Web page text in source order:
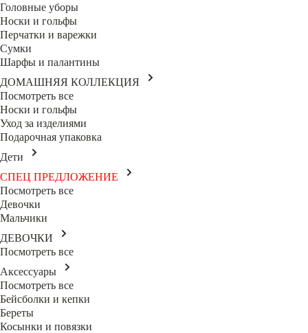
Головные уборы
Носки и гольфы
Перчатки и варежки
Сумки
Шарфы и палантины
ДОМАШНЯЯ КОЛЛЕКЦИЯ
Посмотреть все
Носки и гольфы
Уход за изделиями
Подарочная упаковка
Дети
СПЕЦ ПРЕДЛОЖЕНИЕ
Посмотреть все
Девочки
Мальчики
ДЕВОЧКИ
Посмотреть все
Аксессуары
Посмотреть все
Бейсболки и кепки
Береты
Косынки и повязки